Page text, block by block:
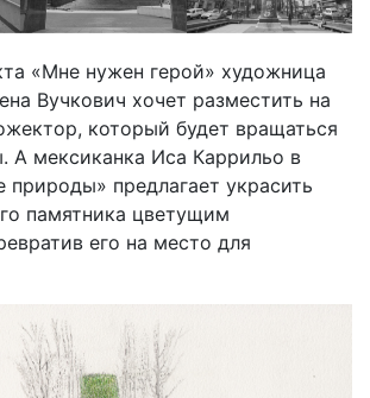
«Мне нужен герой» художница
Вучкович хочет разместить на
который будет вращаться
А мексиканка Иса Каррильо в
природы» предлагает украсить
памятника цветущим
его на место для